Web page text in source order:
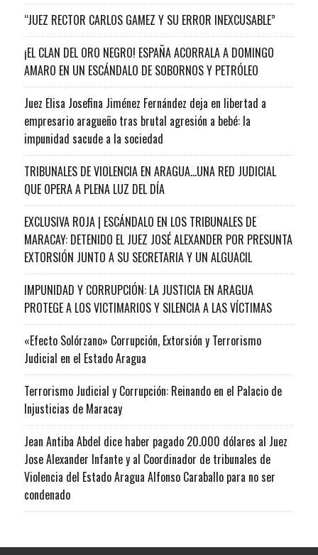
“JUEZ RECTOR CARLOS GAMEZ Y SU ERROR INEXCUSABLE”
¡EL CLAN DEL ORO NEGRO! ESPAÑA ACORRALA A DOMINGO
AMARO EN UN ESCÁNDALO DE SOBORNOS Y PETRÓLEO
Juez Elisa Josefina Jiménez Fernández deja en libertad a
empresario aragueño tras brutal agresión a bebé: la
impunidad sacude a la sociedad
TRIBUNALES DE VIOLENCIA EN ARAGUA…UNA RED JUDICIAL
QUE OPERA A PLENA LUZ DEL DÍA
EXCLUSIVA ROJA | ESCÁNDALO EN LOS TRIBUNALES DE
MARACAY: DETENIDO EL JUEZ JOSÉ ALEXANDER POR PRESUNTA
EXTORSIÓN JUNTO A SU SECRETARIA Y UN ALGUACIL
IMPUNIDAD Y CORRUPCIÓN: LA JUSTICIA EN ARAGUA
PROTEGE A LOS VICTIMARIOS Y SILENCIA A LAS VÍCTIMAS
«Efecto Solórzano» Corrupción, Extorsión y Terrorismo
Judicial en el Estado Aragua
Terrorismo Judicial y Corrupción: Reinando en el Palacio de
Injusticias de Maracay
Jean Antiba Abdel dice haber pagado 20.000 dólares al Juez
Jose Alexander Infante y al Coordinador de tribunales de
Violencia del Estado Aragua Alfonso Caraballo para no ser
condenado